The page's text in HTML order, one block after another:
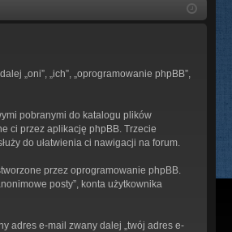
ę
ej
„oni”, „ich”, „oprogramowanie phpBB”,
pobranymi do katalogu plików
ci przez aplikację phpBB. Trzecie
do ułatwienia ci nawigacji na forum.
przez oprogramowanie phpBB.
posty”, konta użytkownika
adres e-mail zwany dalej „twój adres e-